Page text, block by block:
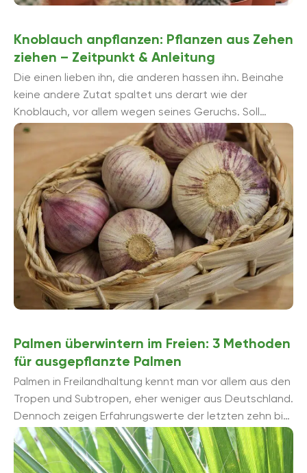
Knoblauch anpflanzen: Pflanzen aus Zehen
ziehen – Zeitpunkt & Anleitung
Die einen lieben ihn, die anderen hassen ihn. Beinahe
keine andere Zutat spaltet uns derart wie der
Knoblauch, vor allem wegen seines Geruchs. Soll
Knoblauch, botanisch Allium sativum, im Garten ...
Palmen überwintern im Freien: 3 Methoden
für ausgepflanzte Palmen
Palmen in Freilandhaltung kennt man vor allem aus den
Tropen und Subtropen, eher weniger aus Deutschland.
Dennoch zeigen Erfahrungswerte der letzten zehn bis
zwanzig Jahre, dass eine ganzjährige Freilandkultur ...